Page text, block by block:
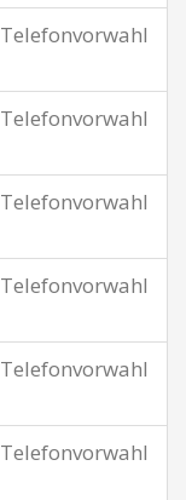
Telefonvorwahl
Telefonvorwahl
Telefonvorwahl
Telefonvorwahl
Telefonvorwahl
Telefonvorwahl